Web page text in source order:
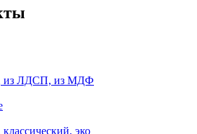
из ЛДСП, из МДФ
эко